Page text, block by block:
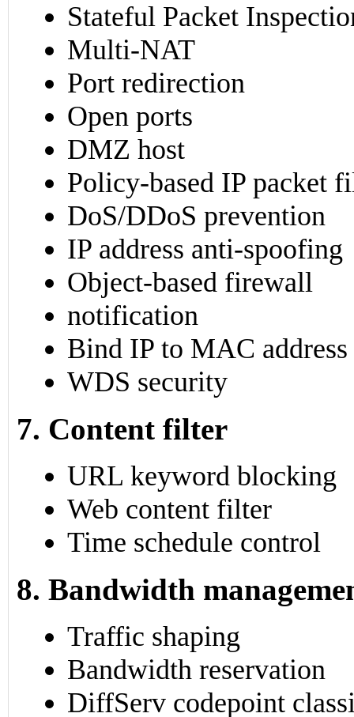
Stateful Packet
Multi-NAT
Port redirection
Open ports
DMZ host
Policy-based IP packet
DoS/DDoS prevention
IP address anti-spoofing
Object-based firewall
notification
Bind IP to MAC address
WDS security
7. Content filter
URL keyword blocking
Web content filter
Time schedule control
8. Bandwidth
Traffic shaping
Bandwidth reservation
DiffServ codepoint